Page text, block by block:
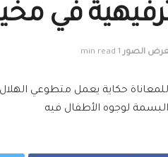
في
الصور 1 min read
حكاية يعمل متطوعي
البسمة لوجوه الأطفال فيه